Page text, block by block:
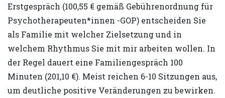
Erstgespräch (100,55 € gemäß Gebührenordnung für
Psychotherapeuten*innen -GOP) entscheiden Sie
als Familie mit welcher Zielsetzung und in
welchem Rhythmus Sie mit mir arbeiten wollen. In
der Regel dauert eine Familiengespräch 100
Minuten (201,10 €). Meist reichen 6-10 Sitzungen aus,
um deutliche positive Veränderungen zu bewirken.